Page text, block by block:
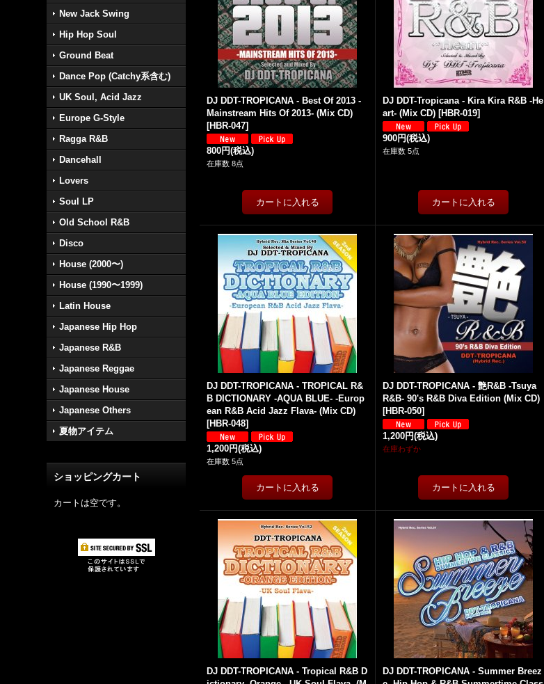
New Jack Swing
Hip Hop Soul
Ground Beat
Dance Pop (Catchy系含む)
UK Soul, Acid Jazz
Europe G-Style
Ragga R&B
Dancehall
Lovers
Soul LP
Old School R&B
Disco
House (2000〜)
House (1990〜1999)
Latin House
Japanese Hip Hop
Japanese R&B
Japanese Reggae
Japanese House
Japanese Others
夏物アイテム
ショッピングカート
カートは空です。
DJ DDT-TROPICANA - Best Of 2013 -
Mainstream Hits Of 2013- (Mix CD)
[HBR-047]
800円(税込)
在庫数 8点
DJ DDT-Tropicana - Kira Kira R&B -He
art- (Mix CD) [HBR-019]
900円(税込)
在庫数 5点
DJ DDT-TROPICANA - TROPICAL R&
B DICTIONARY -AQUA BLUE- -Europ
ean R&B Acid Jazz Flava- (Mix CD)
[HBR-048]
1,200円(税込)
在庫数 5点
DJ DDT-TROPICANA - 艶R&B -Tsuya
R&B- 90's R&B Diva Edition (Mix CD)
[HBR-050]
1,200円(税込)
在庫わずか
DJ DDT-TROPICANA - Tropical R&B D
DJ DDT-TROPICANA - Summer Breez